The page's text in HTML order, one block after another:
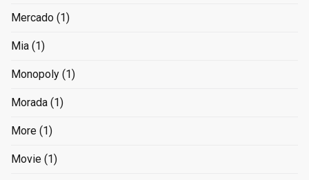
Mercado (1)
Mia (1)
Monopoly (1)
Morada (1)
More (1)
Movie (1)